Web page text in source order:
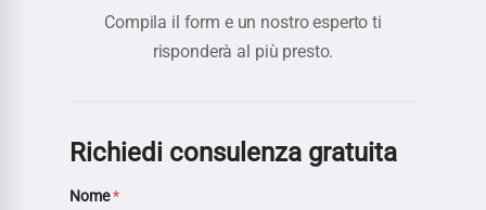
Compila il form e un nostro esperto ti
risponderà al più presto.
Richiedi consulenza gratuita
Nome*